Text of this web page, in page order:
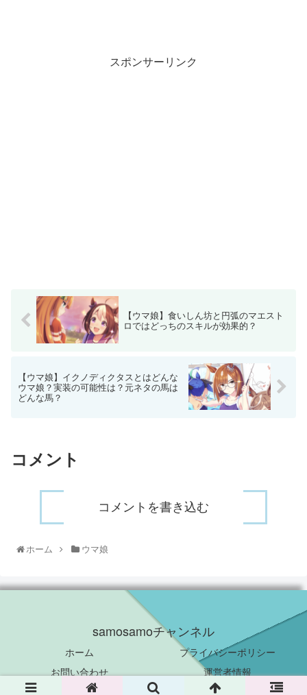
スポンサーリンク
【ウマ娘】食いしん坊と円弧のマエスト
ロではどっちのスキルが効果的？
【ウマ娘】イクノディクタスとはどんな
ウマ娘？実装の可能性は？元ネタの馬は
どんな馬？
コメント
コメントを書き込む
ホーム ウマ娘
samosamoチャンネル
ホーム
プライバシーポリシー
お問い合わせ
運営者情報